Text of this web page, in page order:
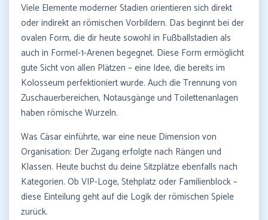
Viele Elemente moderner Stadien orientieren sich direkt
oder indirekt an römischen Vorbildern. Das beginnt bei der
ovalen Form, die dir heute sowohl in Fußballstadien als
auch in Formel-1-Arenen begegnet. Diese Form ermöglicht
gute Sicht von allen Plätzen – eine Idee, die bereits im
Kolosseum perfektioniert wurde. Auch die Trennung von
Zuschauerbereichen, Notausgänge und Toilettenanlagen
haben römische Wurzeln.
Was Cäsar einführte, war eine neue Dimension von
Organisation: Der Zugang erfolgte nach Rängen und
Klassen. Heute buchst du deine Sitzplätze ebenfalls nach
Kategorien. Ob VIP-Loge, Stehplatz oder Familienblock –
diese Einteilung geht auf die Logik der römischen Spiele
zurück.